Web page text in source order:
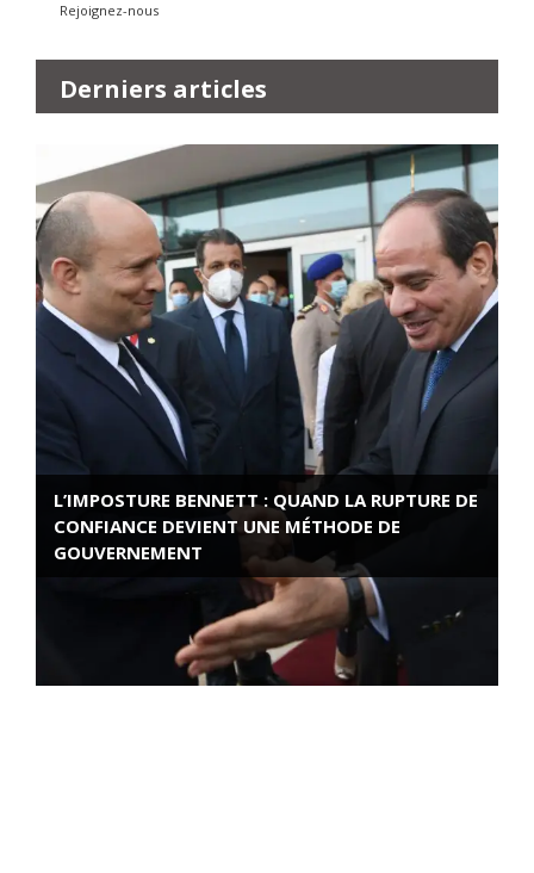
Rejoignez-nous
Derniers articles
L’IMPOSTURE BENNETT : QUAND LA RUPTURE DE
CONFIANCE DEVIENT UNE MÉTHODE DE
GOUVERNEMENT
ROSE VALLAND, HEROÏNE DE LA RESISTANCE